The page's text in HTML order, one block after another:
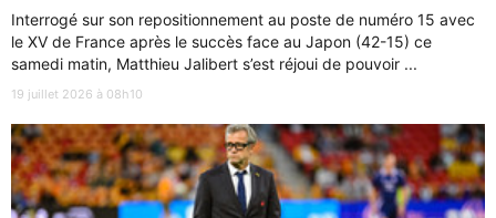
Interrogé sur son repositionnement au poste de numéro 15 avec
le XV de France après le succès face au Japon (42-15) ce
samedi matin, Matthieu Jalibert s’est réjoui de pouvoir ...
19 juillet 2026 à 08h10